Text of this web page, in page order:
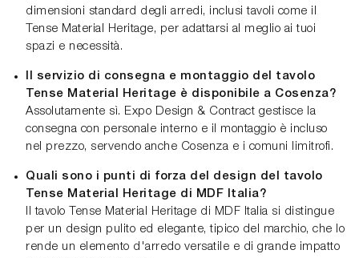
dimensioni standard degli arredi, inclusi tavoli come il
Tense Material Heritage, per adattarsi al meglio ai tuoi
spazi e necessità.
Il servizio di consegna e montaggio del tavolo
Tense Material Heritage è disponibile a Cosenza?
Assolutamente sì. Expo Design & Contract gestisce la
consegna con personale interno e il montaggio è incluso
nel prezzo, servendo anche Cosenza e i comuni limitrofi.
Quali sono i punti di forza del design del tavolo
Tense Material Heritage di MDF Italia?
Il tavolo Tense Material Heritage di MDF Italia si distingue
per un design pulito ed elegante, tipico del marchio, che lo
rende un elemento d'arredo versatile e di grande impatto